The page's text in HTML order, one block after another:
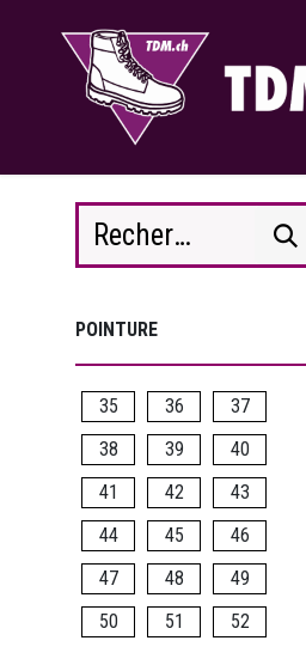
POINTURE
35 36
37
38
39
40
41
42
43
44
45
46
47
48
49
50
51 52